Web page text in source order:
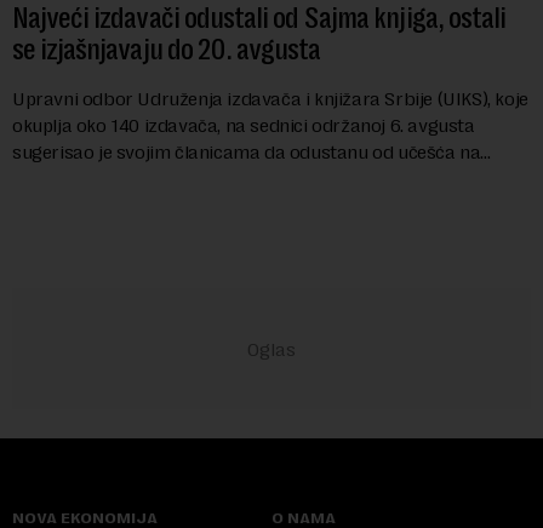
Najveći izdavači odustali od Sajma knjiga, ostali
se izjašnjavaju do 20. avgusta
Upravni odbor Udruženja izdavača i knjižara Srbije (UIKS), koje
okuplja oko 140 izdavača, na sednici održanoj 6. avgusta
sugerisao je svojim članicama da odustanu od učešća na
NOVA EKONOMIJA O NAMA